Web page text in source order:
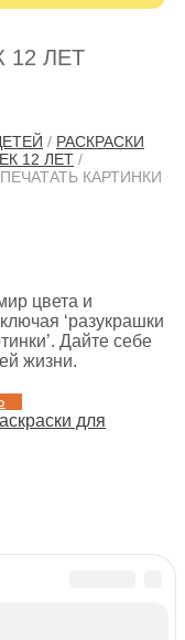
12 ЛЕТ
/ РАСКРАСКИ
12 ЛЕТ /
КАРТИНКИ
цвета и
‘разукрашки
Дайте себе
жизни.
для